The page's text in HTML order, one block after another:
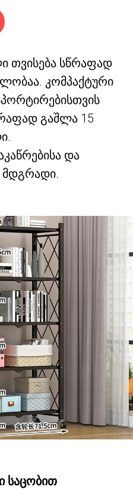
თვისება სწრაფად
კომპაქტური
გაშლა 15
და
მდგრადი.
საცობით